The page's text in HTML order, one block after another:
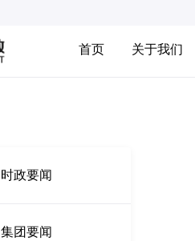
首页 关于我们
时政要闻
集团要闻